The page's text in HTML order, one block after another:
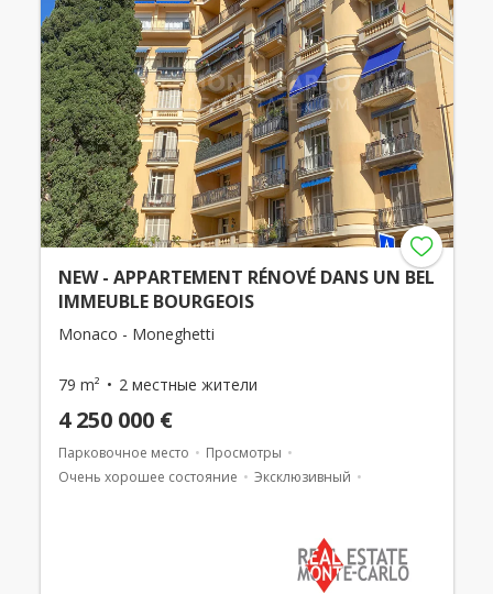
NEW - APPARTEMENT RÉNOVÉ DANS UN BEL
IMMEUBLE BOURGEOIS
Monaco - Moneghetti
79 m² 2 местные жители
4 250 000 €
Парковочное место
Просмотры
Очень хорошее состояние
Эксклюзивный